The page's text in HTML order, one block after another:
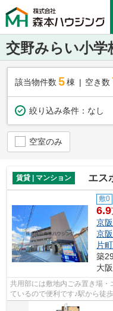
交野みらい小学
該当物件数 5棟 空き数
絞り込み条件： なし
空室のみ
賃貸 | マンション エス
敷0
6.9
京
京
片
築
大
共用部には敷地内ごみ置き場
ているので便利です♪駅から徒
♪行き先に応じて駅を選べる2駅